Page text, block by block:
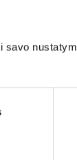
savotodėl jos
vadovė
geriau